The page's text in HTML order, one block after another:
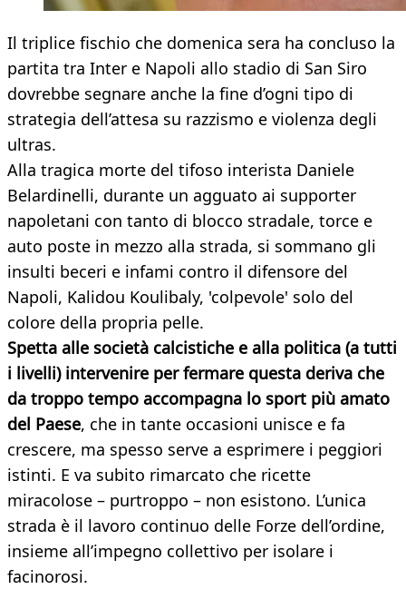
Il triplice fischio che domenica sera ha concluso la
partita tra Inter e Napoli allo stadio di San Siro
dovrebbe segnare anche la fine d’ogni tipo di
strategia dell’attesa su razzismo e violenza degli
ultras.
Alla tragica morte del tifoso interista Daniele
Belardinelli, durante un agguato ai supporter
napoletani con tanto di blocco stradale, torce e
auto poste in mezzo alla strada, si sommano gli
insulti beceri e infami contro il difensore del
Napoli, Kalidou Koulibaly, 'colpevole' solo del
colore della propria pelle.
Spetta alle società calcistiche e alla politica (a tutti
i livelli) intervenire per fermare questa deriva che
da troppo tempo accompagna lo sport più amato
del Paese, che in tante occasioni unisce e fa
crescere, ma spesso serve a esprimere i peggiori
istinti. E va subito rimarcato che ricette
miracolose – purtroppo – non esistono. L’unica
strada è il lavoro continuo delle Forze dell’ordine,
insieme all’impegno collettivo per isolare i
facinorosi.